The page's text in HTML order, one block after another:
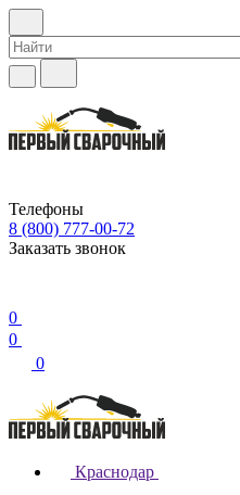
Телефоны
8 (800) 777-00-72
Заказать звонок
0
0
0
Краснодар